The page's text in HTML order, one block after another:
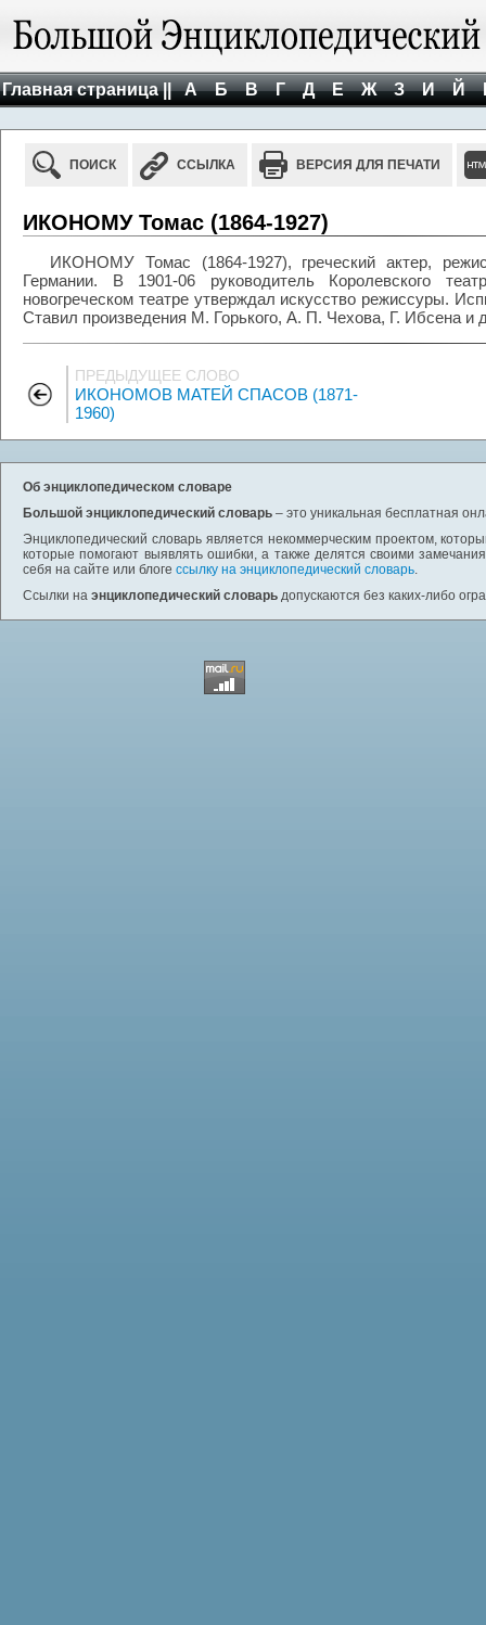
Главная страница || А Б В Г Д Е Ж З И Й
ПОИСК ССЫЛКА ВЕРСИЯ ДЛЯ ПЕЧАТИ
ИКОНОМУ Томас (1864-1927)
ИКОНОМУ Томас (1864-1927), греческий актер,
Германии. В 1901-06 руководитель Королевского
новогреческом театре утверждал искусство режиссуры.
Ставил произведения М. Горького, А. П. Чехова, Г. Ибсена и
ПРЕДЫДУЩЕЕ СЛОВО
ИКОНОМОВ МАТЕЙ СПАСОВ (1871-
1960)
Об энциклопедическом словаре
Большой энциклопедический словарь – это уникальная бесплатная
Энциклопедический словарь является некоммерческим проектом,
которые помогают выявлять ошибки, а также делятся своими
себя на сайте или блоге ссылку на энциклопедический словарь.
Ссылки на энциклопедический словарь допускаются без каких-либо